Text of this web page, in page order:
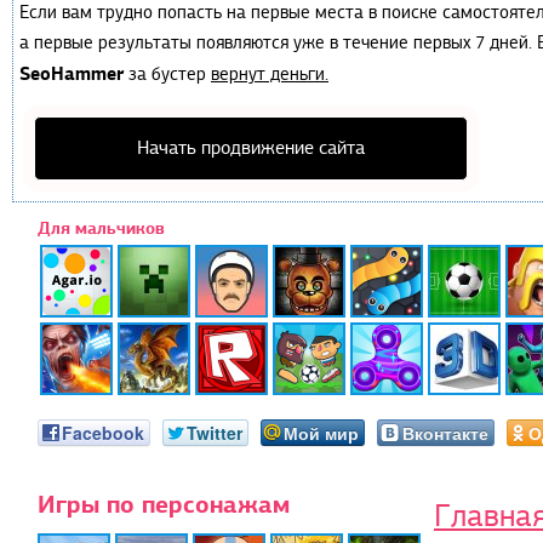
Если вам трудно попасть на первые места в поиске
а первые результаты появляются уже в течение первых 7
SeoHammerза бустер вернут деньги.
Начать продвижение сайта
Для мальчиков
Facebook Twitter Мой мир Вконтакте
Игры по персонажам